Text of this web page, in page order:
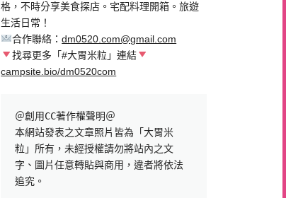
格，不時分享美食探店。宅配料理開箱。旅遊
生活日常！
合作聯絡：dm0520.com@gmail.com
找尋更多「#大胃米粒」連結
campsite.bio/dm0520com
＠創用CC著作權聲明＠
本網站發表之文章照片皆為「大胃米
粒」所有，未經授權請勿將站內之文
字、圖片任意轉貼與商用，違者將依法
追究。